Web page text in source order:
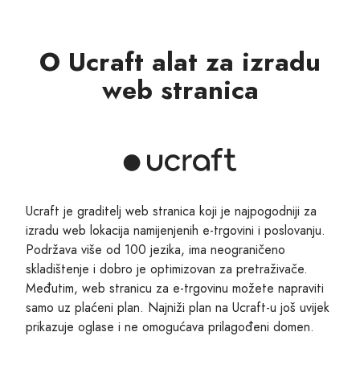
O Ucraft alat za izradu
web stranica
Ucraft je graditelj web stranica koji je najpogodniji za
izradu web lokacija namijenjenih e-trgovini i poslovanju.
Podržava više od 100 jezika, ima neograničeno
skladištenje i dobro je optimizovan za pretraživače.
Međutim, web stranicu za e-trgovinu možete napraviti
samo uz plaćeni plan. Najniži plan na Ucraft-u još uvijek
prikazuje oglase i ne omogućava prilagođeni domen.